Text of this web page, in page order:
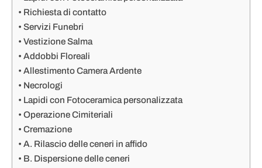
Richiesta di contatto
Servizi Funebri
Vestizione Salma
Addobbi Floreali
Allestimento Camera Ardente
Necrologi
Lapidi con Fotoceramica personalizzata
Operazione Cimiteriali
Cremazione
A. Rilascio delle ceneri in affido
B. Dispersione delle ceneri